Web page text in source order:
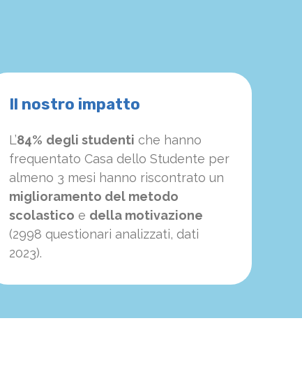
Il nostro impatto
L’84% degli studenti che hanno
frequentato Casa dello Studente per
almeno 3 mesi hanno riscontrato un
miglioramento del metodo
scolastico e della motivazione
(2998 questionari analizzati, dati
2023).